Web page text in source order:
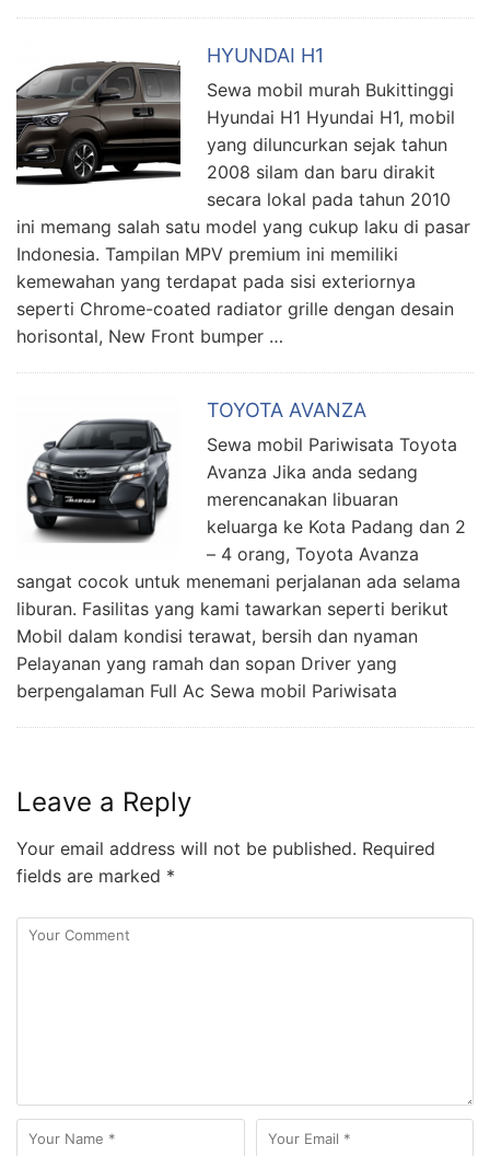
HYUNDAI H1
Sewa mobil murah Bukittinggi
Hyundai H1 Hyundai H1, mobil
yang diluncurkan sejak tahun
2008 silam dan baru dirakit
secara lokal pada tahun 2010
ini memang salah satu model yang cukup laku di pasar
Indonesia. Tampilan MPV premium ini memiliki
kemewahan yang terdapat pada sisi exteriornya
seperti Chrome-coated radiator grille dengan desain
horisontal, New Front bumper …
TOYOTA AVANZA
Sewa mobil Pariwisata Toyota
Avanza Jika anda sedang
merencanakan libuaran
keluarga ke Kota Padang dan 2
– 4 orang, Toyota Avanza
sangat cocok untuk menemani perjalanan ada selama
liburan. Fasilitas yang kami tawarkan seperti berikut
Mobil dalam kondisi terawat, bersih dan nyaman
Pelayanan yang ramah dan sopan Driver yang
berpengalaman Full Ac Sewa mobil Pariwisata
Leave a Reply
Your email address will not be published. Required
fields are marked *